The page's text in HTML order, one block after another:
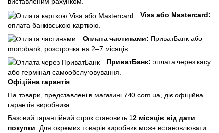
виставленим рахунком.
Visa або Mastercard:
оплата банківською карткою.
Оплата частинами: ПриватБанк або
monobank, розстрочка на 2–7 місяців.
ПриватБанк: оплата через касу
або термінал самообслуговування.
Офіційна гарантія
На товари, представлені в магазині 740.com.ua, діє офіційна
гарантія виробника.
Базовий гарантійний строк становить 12 місяців від дати
покупки. Для окремих товарів виробник може встановлювати